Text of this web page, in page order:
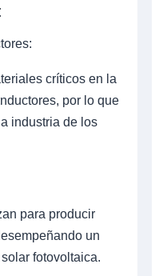
críticos en la
por lo que
industria de los
para producir
un
fotovoltaica.